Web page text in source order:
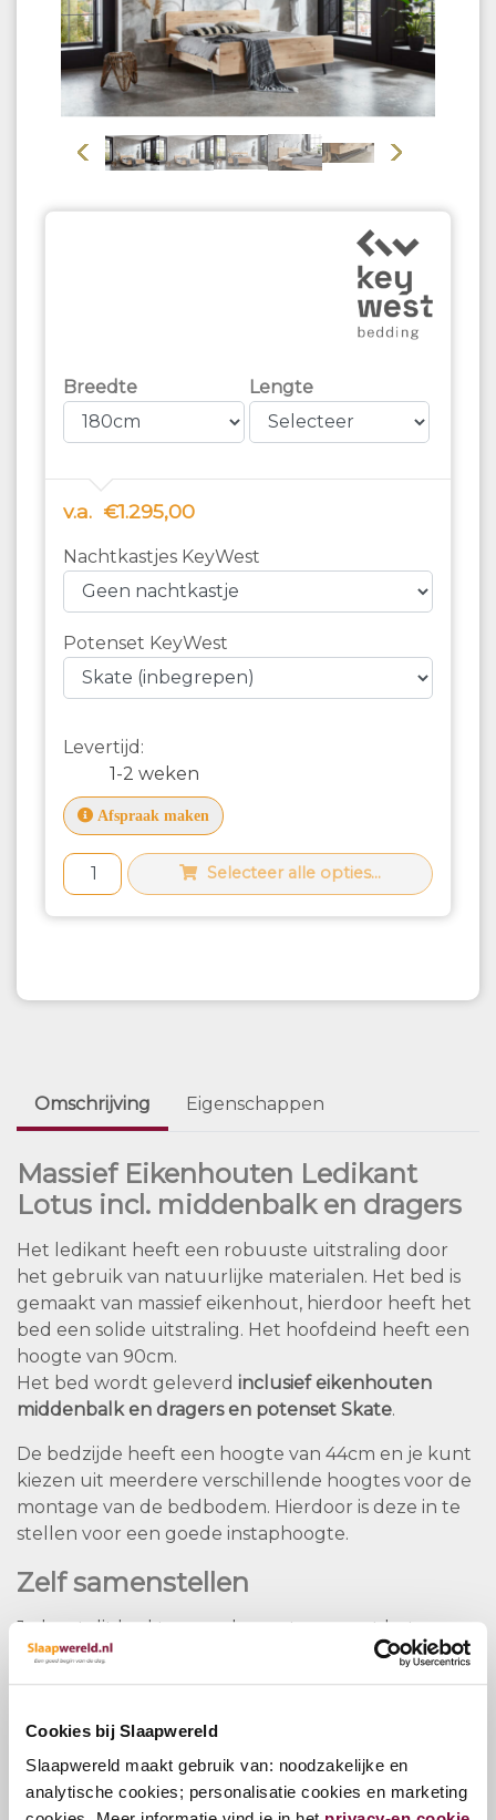
Cookies bij Slaapwereld
Slaapwereld maakt gebruik van: noodzakelijke en
analytische cookies; personalisatie cookies en marketing
Vorige Volgende
Breedte Lengte
v.a. €1.295,00
Nachtkastjes KeyWest
Potenset KeyWest
Levertijd:
1-2 weken
Afspraak maken
Selecteer alle opties...
Omschrijving Eigenschappen
Massief Eikenhouten Ledikant
Lotus incl. middenbalk en dragers
Het ledikant heeft een robuuste uitstraling door
het gebruik van natuurlijke materialen. Het bed is
gemaakt van massief eikenhout, hierdoor heeft het
bed een solide uitstraling. Het hoofdeind heeft een
hoogte van 90cm.
Het bed wordt geleverd inclusief eikenhouten
middenbalk en dragers en potenset Skate.
De bedzijde heeft een hoogte van 44cm en je kunt
kiezen uit meerdere verschillende hoogtes voor de
montage van de bedbodem. Hierdoor is deze in te
stellen voor een goede instaphoogte.
Zelf samenstellen
Je kunt dit bed te complementeren met het
nachtkastje Rough of nachtkastje Universal. Het
nachtkastje rough iss een plank die met dragers aan
nachtkastje universal heeft ook nog een open
opbergvak.
Standaard leveren wij het ledikant met de potenset
Skate (4 poten)